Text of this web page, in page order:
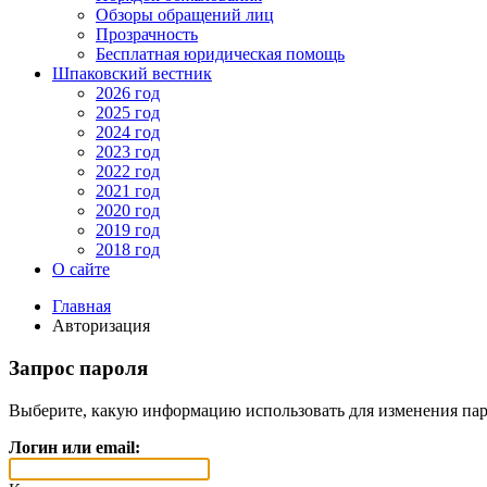
Обзоры обращений лиц
Прозрачность
Бесплатная юридическая помощь
Шпаковский вестник
2026 год
2025 год
2024 год
2023 год
2022 год
2021 год
2020 год
2019 год
2018 год
О сайте
Главная
Авторизация
Запрос пароля
Выберите, какую информацию использовать для изменения
Логин или email: